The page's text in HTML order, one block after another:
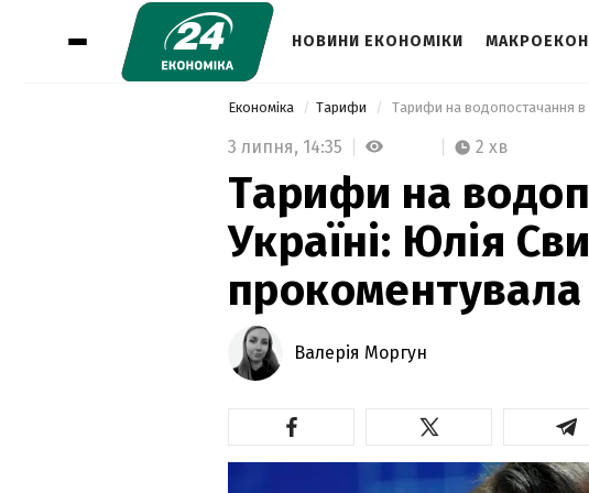
НОВИНИ ЕКОНОМІКИ
Економіка Тарифи
3 липня, 14:35 2 хв
Тарифи на
Україні: Юлія
Валерія Моргун